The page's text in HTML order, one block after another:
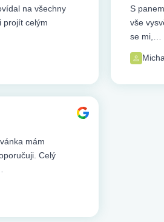
na všechny
projít celým
S
vše
se mi,…
mám
Celý